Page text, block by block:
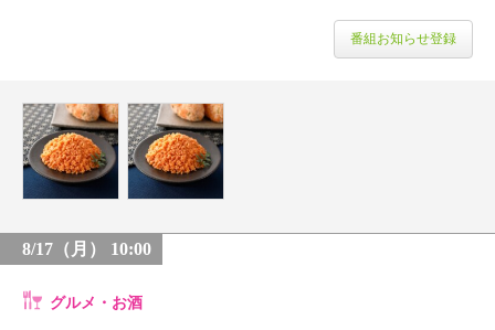
番組お知らせ登録
8/17（月） 10:00
グルメ・お酒